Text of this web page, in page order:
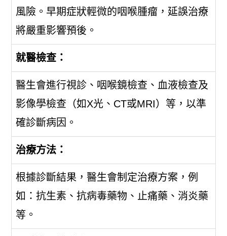
風險。早期症狀輕微的咽喉腫瘤，延誤治療
將嚴重影響預後。
就醫檢查：
醫生會進行視診、咽喉鏡檢查、血液檢查及
影像學檢查（如X光、CT或MRI）等，以準
確診斷病因。
治療方法：
根據診斷結果，醫生會制定治療方案，例
如：抗生素、抗病毒藥物、止痛藥、消炎藥
等。